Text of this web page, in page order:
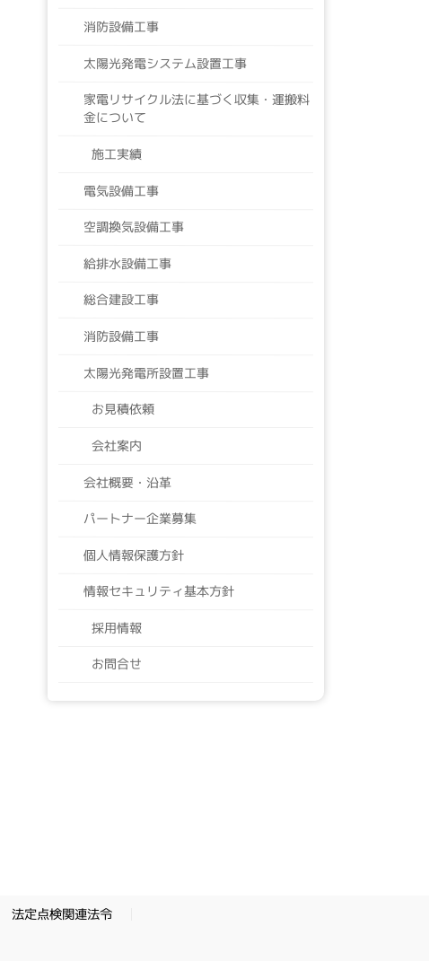
消防設備工事
太陽光発電システム設置工事
家電リサイクル法に基づく収集・運搬料
金について
施工実績
電気設備工事
空調換気設備工事
給排水設備工事
総合建設工事
消防設備工事
太陽光発電所設置工事
お見積依頼
会社案内
会社概要・沿革
パートナー企業募集
個人情報保護方針
情報セキュリティ基本方針
採用情報
お問合せ
法定点検関連法令